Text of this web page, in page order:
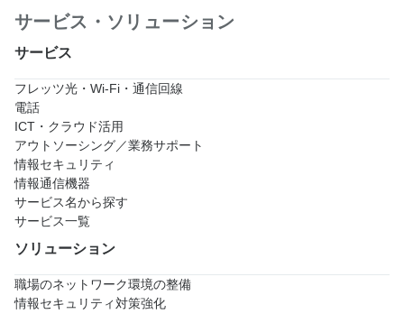
サービス・ソリューション
サービス
フレッツ光・Wi-Fi・通信回線
電話
ICT・クラウド活用
アウトソーシング／業務サポート
情報セキュリティ
情報通信機器
サービス名から探す
サービス一覧
ソリューション
職場のネットワーク環境の整備
情報セキュリティ対策強化